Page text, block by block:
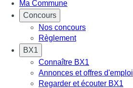
Ma Commune
Concours
Nos concours
Règlement
BX1
Connaître BX1
Annonces et offres d'emploi
Regarder et écouter BX1